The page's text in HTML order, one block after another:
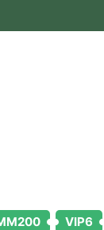
VIP6